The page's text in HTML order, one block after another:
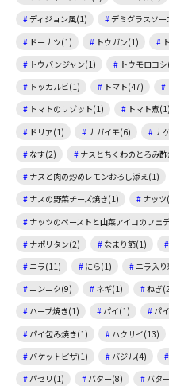
ディジョン風(1)
デミグラスソー
ドーナツ(1)
トウガン(1)
トウバンジャン(1)
トウモロコ
トッカルビ(1)
トマト(47)
トマトのリゾット(1)
トマト煮(1)
ドリア(1)
ナガイモ(6) ナ
なす(2)
ナスとちくわのとろみ
ナスと肉の炒めレモンおろし添え(1)
ナスの野菜チーズ焼き(1)
ナッ
ナッツのペーストと山菜アイコのフェ
ナポリタン(2)
なまり節(1)
ニラ(11)
にら(1) ニラ入
ニンニク(9)
ネギ(1) ねぎ
ハーブ焼き(1)
パイ(1) パ
パイ包み焼き(1)
ハクサイ(13)
バケットピザ(1)
バジル(4)
パセリ(1)
バター(8) バタ